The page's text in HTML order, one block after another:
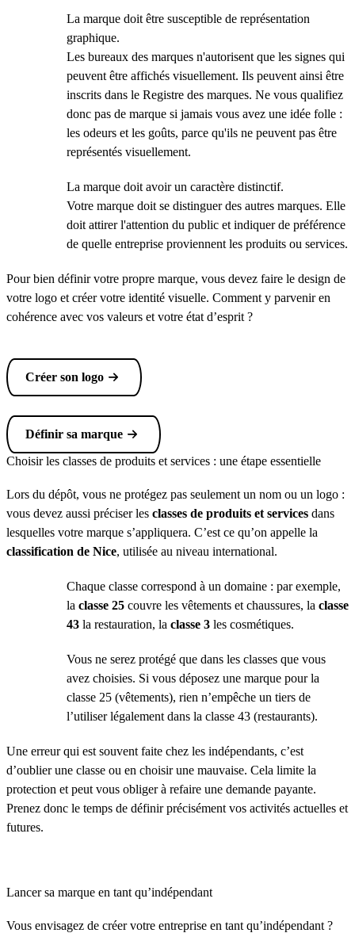
La marque doit être susceptible de représentation
graphique.
Les bureaux des marques n'autorisent que les signes qui
peuvent être affichés visuellement. Ils peuvent ainsi être
inscrits dans le Registre des marques. Ne vous qualifiez
donc pas de marque si jamais vous avez une idée folle :
les odeurs et les goûts, parce qu'ils ne peuvent pas être
représentés visuellement.
La marque doit avoir un caractère distinctif.
Votre marque doit se distinguer des autres marques. Elle
doit attirer l'attention du public et indiquer de préférence
de quelle entreprise proviennent les produits ou services.
Pour bien définir votre propre marque, vous devez faire le design de
votre logo et créer votre identité visuelle. Comment y parvenir en
cohérence avec vos valeurs et votre état d’esprit ?
Créer son logo
Définir sa marque
Choisir les classes de produits et services : une étape essentielle
Lors du dépôt, vous ne protégez pas seulement un nom ou un logo :
vous devez aussi préciser les classes de produits et services dans
lesquelles votre marque s’appliquera. C’est ce qu’on appelle la
classification de Nice, utilisée au niveau international.
Chaque classe correspond à un domaine : par exemple,
la classe 25 couvre les vêtements et chaussures, la classe
43 la restauration, la classe 3 les cosmétiques.
Vous ne serez protégé que dans les classes que vous
avez choisies. Si vous déposez une marque pour la
classe 25 (vêtements), rien n’empêche un tiers de
l’utiliser légalement dans la classe 43 (restaurants).
Une erreur qui est souvent faite chez les indépendants, c’est
d’oublier une classe ou en choisir une mauvaise. Cela limite la
protection et peut vous obliger à refaire une demande payante.
Prenez donc le temps de définir précisément vos activités actuelles et
futures.
Lancer sa marque en tant qu’indépendant
Vous envisagez de créer votre entreprise en tant qu’indépendant ?